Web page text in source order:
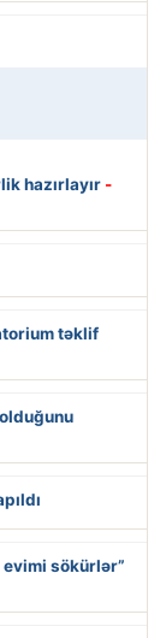
hazırlayır -
təklif
sökürlər”